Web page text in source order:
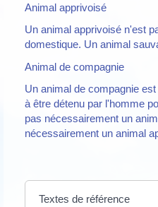
Animal apprivoisé
Un animal apprivoisé n'est
domestique. Un animal
Animal de compagnie
Un animal de compagnie
à être détenu par l'homme
pas nécessairement un
nécessairement un animal
Textes de référence